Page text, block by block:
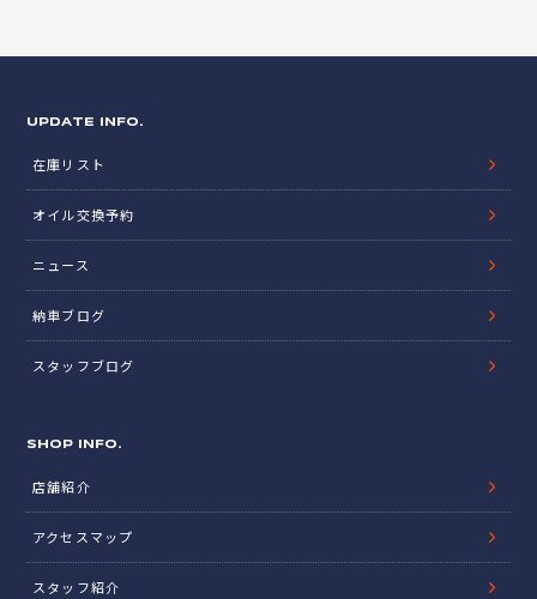
UPDATE INFO.
在庫リスト
オイル交換予約
ニュース
納車ブログ
スタッフブログ
SHOP INFO.
店舗紹介
アクセスマップ
スタッフ紹介